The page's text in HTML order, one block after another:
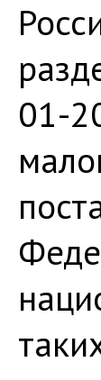
01-